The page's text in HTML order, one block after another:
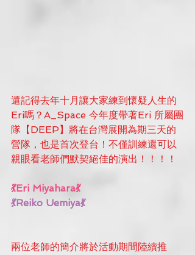
還記得去年十月讓大家練到懷疑人生的
Eri嗎？A_Space 今年度帶著Eri 所屬團
隊【DEEP】將在台灣展開為期三天的
營隊，也是首次登台！不僅訓練還可以
親眼看老師們默契絕佳的演出！！！！
💃Eri Miyahara💃
💃Reiko Uemiya💃
兩位老師的簡介將於活動期間陸續推